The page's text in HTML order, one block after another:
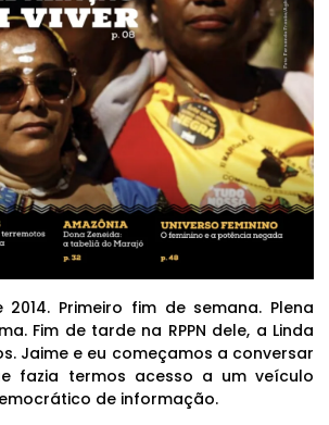
Primeiro fim de semana. Plena
Fim de tarde na RPPN dele, a Linda
Jaime e eu começamos a conversar
fazia termos acesso a um veículo
de informação.